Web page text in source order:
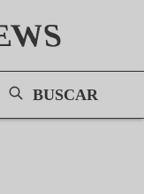
BUSCAR